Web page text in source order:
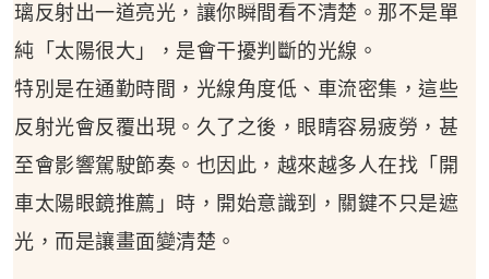
璃反射出一道亮光，讓你瞬間看不清楚。那不是單
純「太陽很大」，是會干擾判斷的光線。
特別是在通勤時間，光線角度低、車流密集，這些
反射光會反覆出現。久了之後，眼睛容易疲勞，甚
至會影響駕駛節奏。也因此，越來越多人在找「開
車太陽眼鏡推薦」時，開始意識到，關鍵不只是遮
光，而是讓畫面變清楚。